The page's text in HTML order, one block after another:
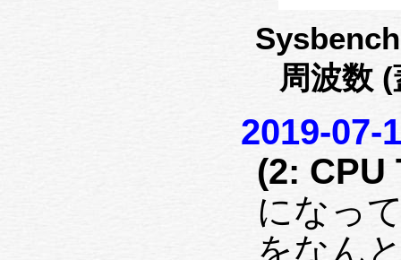
周波数
2019-07-
(2: CPU
になっ
をなん